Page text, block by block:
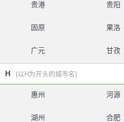
贵港 贵阳
固原 果洛
广元 甘孜
H (以H为开头的城市名)
惠州 河源
湖州 合肥